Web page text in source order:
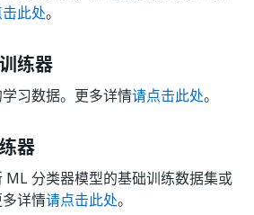
此处。
练器
习数据。更多详情请点击此处。
器
ML 分类器模型的基础训练数据集或
详情请点击此处。